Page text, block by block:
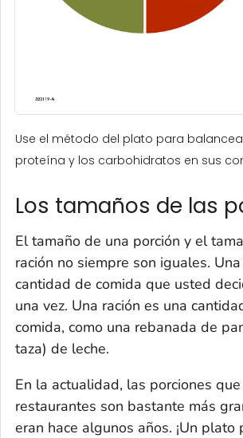
Use el método del plato para
proteína y los carbohidratos en sus
Los tamaños de las
El tamaño de una porción y el
ración no siempre son iguales.
cantidad de comida que usted
una vez. Una ración es una
comida, como una rebanada de
taza) de leche.
En la actualidad, las porciones
restaurantes son bastante más
eran hace algunos años. ¡Un plato